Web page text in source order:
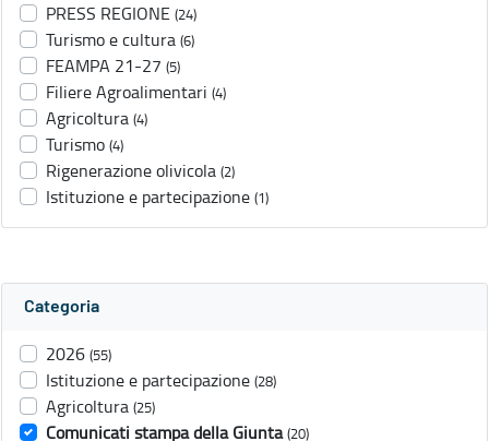
PRESS REGIONE (24)
Turismo e cultura (6)
FEAMPA 21-27 (5)
Filiere Agroalimentari (4)
Agricoltura (4)
Turismo (4)
Rigenerazione olivicola (2)
Istituzione e partecipazione (1)
Categoria
2026 (55)
Istituzione e partecipazione (28)
Agricoltura (25)
Comunicati stampa della Giunta (20)